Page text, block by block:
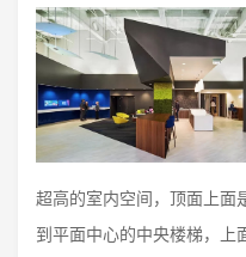
超高的室内空间，顶面上面
到平面中心的中央楼梯，上